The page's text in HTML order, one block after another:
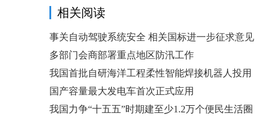
相关阅读
事关自动驾驶系统安全 相关国标进一步征求意见
多部门会商部署重点地区防汛工作
我国首批自研海洋工程柔性智能焊接机器人投用
国产容量最大发电车首次正式应用
我国力争“十五五”时期建至少1.2万个便民生活圈